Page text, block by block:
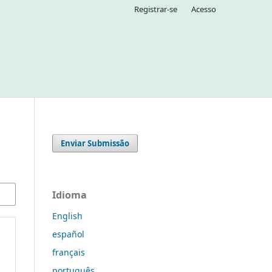
Registrar-se Acesso
Enviar Submissão
Idioma
English
español
français